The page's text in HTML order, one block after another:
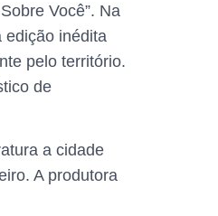
Você”. Na
edição inédita
pelo território.
de
a cidade
A produtora